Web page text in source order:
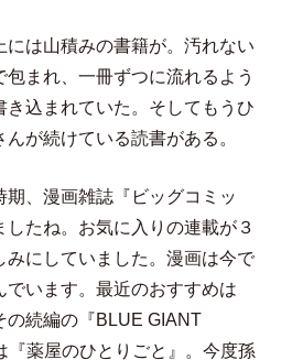
は山積みの書籍が。汚れない
包まれ、一冊ずつに流れるよう
き込まれていた。そしてもうひ
が続けている読書がある。
期、漫画雑誌『ビッグコミッ
したね。お気に入りの連載が３
みにしていました。漫画は今で
でいます。最近のおすすめは
の続編の『BLUE GIANT
『薬屋のひとりごと』。今度孫